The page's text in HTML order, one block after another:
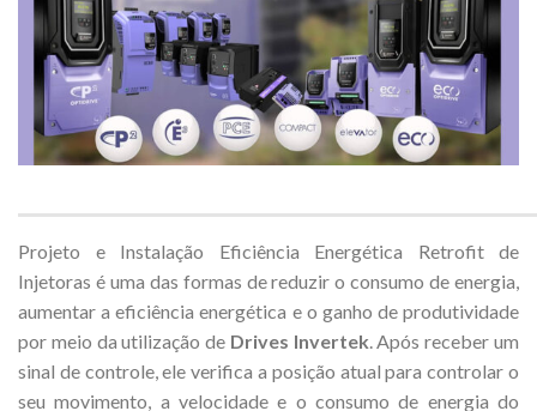
Projeto e Instalação Eficiência Energética Retrofit de
Injetoras é uma das formas de reduzir o consumo de energia,
aumentar a eficiência energética e o ganho de produtividade
por meio da utilização de Drives Invertek. Após receber um
sinal de controle, ele verifica a posição atual para controlar o
seu movimento, a velocidade e o consumo de energia do